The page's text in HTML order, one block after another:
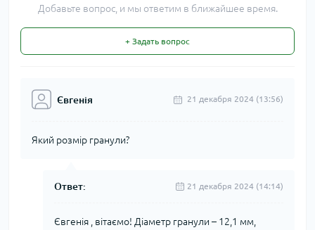
Добавьте вопрос, и мы ответим в ближайшее время.
+ Задать вопрос
Євгенія 21 декабря 2024 (13:56)
Який розмір гранули?
Ответ: 21 декабря 2024 (14:14)
Євгенія , вітаємо! Діаметр гранули – 12,1 мм,